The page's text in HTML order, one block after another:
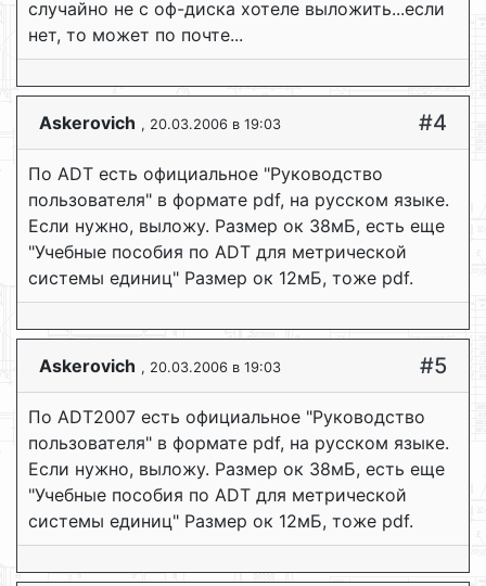
случайно не с оф-диска хотеле выложить...если
нет, то может по почте...
Askerovich , 20.03.2006 в 19:03 #4
По ADT есть официальное "Руковoдство
пользователя" в формате pdf, на русском языке.
Если нужно, выложу. Размер ок 38мБ, есть еще
"Учебные пособия по ADT для метрической
системы единиц" Размер ок 12мБ, тоже pdf.
Askerovich , 20.03.2006 в 19:03 #5
По ADT2007 есть официальное "Руковoдство
пользователя" в формате pdf, на русском языке.
Если нужно, выложу. Размер ок 38мБ, есть еще
"Учебные пособия по ADT для метрической
системы единиц" Размер ок 12мБ, тоже pdf.